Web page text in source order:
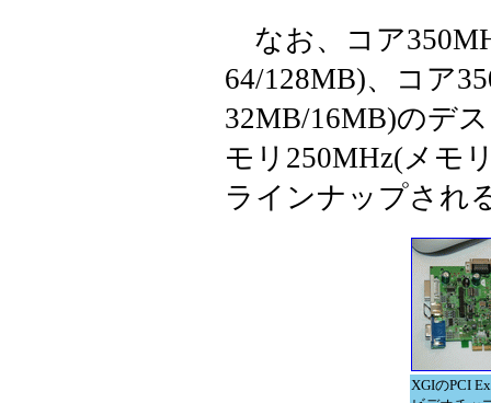
なお、コア
64/128MB)、コア
32MB/16MB)のデ
モリ250MHz(メモ
ラインナップされ
XGIのPCI